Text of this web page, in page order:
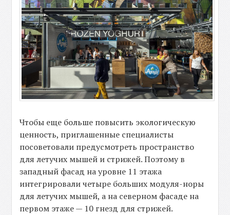
Чтобы еще больше повысить экологическую
ценность, приглашенные специалисты
посоветовали предусмотреть пространство
для летучих мышей и стрижей. Поэтому в
западный фасад на уровне 11 этажа
интегрировали четыре больших модуля-норы
для летучих мышей, а на северном фасаде на
первом этаже — 10 гнезд для стрижей.